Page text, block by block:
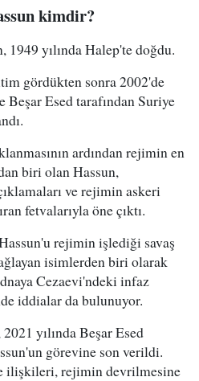
kimdir?
yılında Halep'te doğdu.
gördükten sonra 2002'de
Esed tarafından Suriye
ardından rejimin en
biri olan Hassun,
ve rejimin askeri
fetvalarıyla öne çıktı.
rejimin işlediği savaş
isimlerden biri olarak
Cezaevi'ndeki infaz
iddialar da bulunuyor.
yılında Beşar Esed
görevine son verildi.
ilişkileri, rejimin devrilmesine